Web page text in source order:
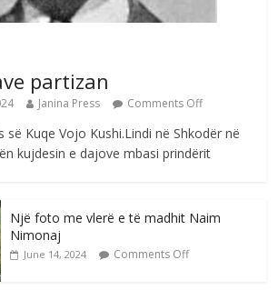
August 6, 2026 Comments Off
partizan
Janina Press Comments Off
së Kuqe Vojo Kushi.Lindi në Shkodër në
kujdesin e dajove mbasi prindërit
Një foto me vlerë e të madhit Naim
Nimonaj
June 14, 2024 Comments Off